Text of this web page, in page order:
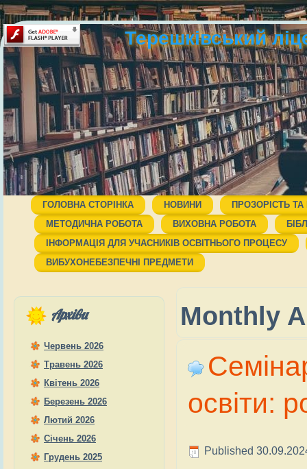
Терешківський
ГОЛОВНА СТОРІНКА НОВИНИ
ПРОЗОРІСТЬ
МЕТОДИЧНА РОБОТА
ВИХОВНА РОБОТА
ІНФОРМАЦІЯ ДЛЯ УЧАСНИКІВ ОСВІТНЬОГО ПРОЦЕСУ
ВИБУХОНЕБЕЗПЕЧНІ ПРЕДМЕТИ
Архіви
Червень 2026
Травень 2026
Квітень 2026
Березень 2026
Лютий 2026
Січень 2026
Грудень 2025
Monthly
освіти:
Published